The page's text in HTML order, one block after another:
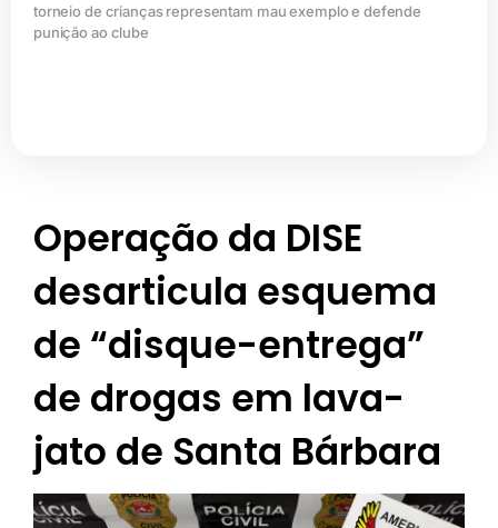
torneio de crianças representam mau exemplo e defende
punição ao clube
Operação da DISE
desarticula esquema
de “disque-entrega”
de drogas em lava-
jato de Santa Bárbara